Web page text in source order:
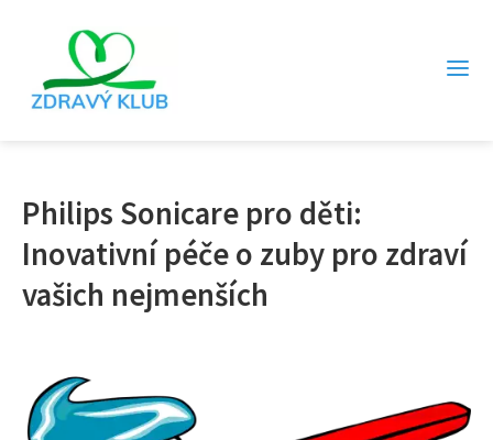
Philips Sonicare pro děti:
Inovativní péče o zuby pro zdraví
vašich nejmenších